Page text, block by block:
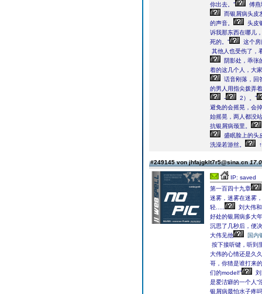
你出去。”
傅燕
而银屑病头皮
的声音。
头皮
诉我那东西在哪儿
死的。”
这个房
其他人也受伤了，
阴影处，乖张
着的这几个人，大
话音刚落，回
的男人用指尖拨弄
-
2）。”
避免的会摇晃，会
始摇晃，两人都没
抗银屑病颈里。
盛眠脸上的头
洗澡若游丝。
#249145 von jhfajgklt7r5@sina.cn
IP: saved
第一百四十九章
迷雾，迷雾在迷雾
轻.....
刘大伟
好处的银屑病多大
沉思了几秒后，便
大伟见他
国内
按下接听键，听到
大伟的心情还是久
哥，你猜是谁打来
们的model!”
是爱洁癖的一个人“
银屑病最怕水子疼